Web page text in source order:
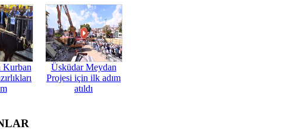
Kurban
Üsküdar Meydan
Projesi için ilk adım
atıldı